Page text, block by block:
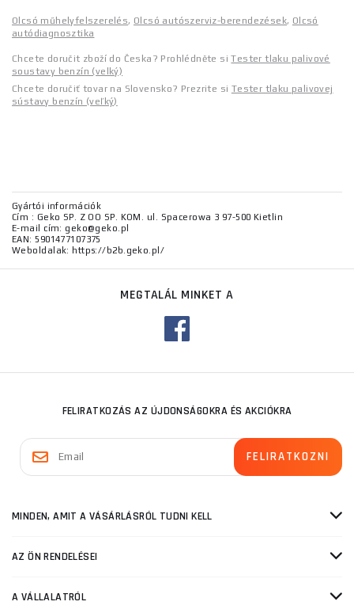
Olcsó műhelyfelszerelés, Olcsó autószerviz-berendezések, Olcsó
autódiagnosztika
Chcete doručit zboží do Česka? Prohlédněte siTester tlaku palivové
soustavy benzín (velký)
Chcete doručiť tovar na Slovensko? Prezrite si Tester tlaku palivovej
sústavy benzín (veľký)
Gyártói információk
Cím : Geko SP. Z OO SP. KOM. ul. Spacerowa 3 97-500 Kietlin
E-mail cím: geko@geko.pl
EAN: 5901477107375
Weboldalak: https://b2b.geko.pl/
MEGTALÁL MINKET A
FELIRATKOZÁS AZ ÚJDONSÁGOKRA ÉS AKCIÓKRA
MINDEN, AMIT A VÁSÁRLÁSRÓL TUDNI KELL
AZ ÖN RENDELÉSEI
A VÁLLALATRÓL